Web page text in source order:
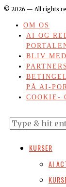
© 2026 — All rights
OM OS
AI OG
BLIV
PÅ AI-
COOKIE-
KURSER
AI